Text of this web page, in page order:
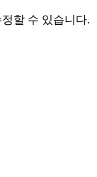
할 수 있습니다.